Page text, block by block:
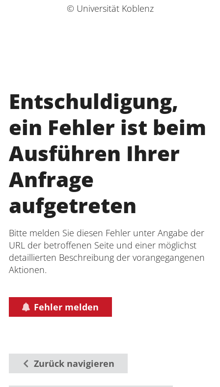
© Universität Koblenz
Entschuldigung,
ein Fehler ist beim
Ausführen Ihrer
Anfrage
aufgetreten
Bitte melden Sie diesen Fehler unter Angabe der
URL der betroffenen Seite und einer möglichst
detaillierten Beschreibung der vorangegangenen
Aktionen.
Fehler melden
Zurück navigieren